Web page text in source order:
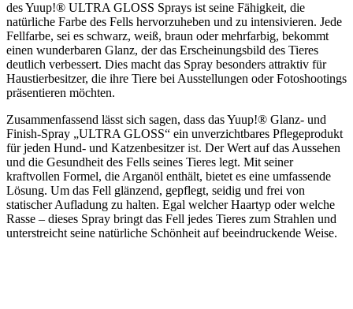
des Yuup!® ULTRA GLOSS Sprays ist seine Fähigkeit, die
natürliche Farbe des Fells hervorzuheben und zu intensivieren. Jede
Fellfarbe, sei es schwarz, weiß, braun oder mehrfarbig, bekommt
einen wunderbaren Glanz, der das Erscheinungsbild des Tieres
deutlich verbessert. Dies macht das Spray besonders attraktiv für
Haustierbesitzer, die ihre Tiere bei Ausstellungen oder Fotoshootings
präsentieren möchten.
Zusammenfassend lässt sich sagen, dass das Yuup!® Glanz- und
Finish-Spray „ULTRA GLOSS“ ein unverzichtbares Pflegeprodukt
für jeden Hund- und Katzenbesitzerist. Der Wert auf das Aussehen
und die Gesundheit des Fells seines Tieres legt. Mit seiner
kraftvollen Formel, die Arganöl enthält, bietet es eine umfassende
Lösung. Um das Fell glänzend, gepflegt, seidig und frei von
statischer Aufladung zu halten. Egal welcher Haartyp oder welche
Rasse – dieses Spray bringt das Fell jedes Tieres zum Strahlen und
unterstreicht seine natürliche Schönheit auf beeindruckende Weise.